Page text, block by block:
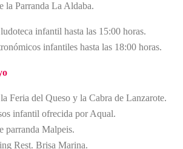
la Parranda La Aldaba.
infantil hasta las 15:00 horas.
infantiles hasta las 18:00 horas.
Feria del Queso y la Cabra de Lanzarote.
infantil ofrecida por Aqual.
parranda Malpeis.
Rest. Brisa Marina.